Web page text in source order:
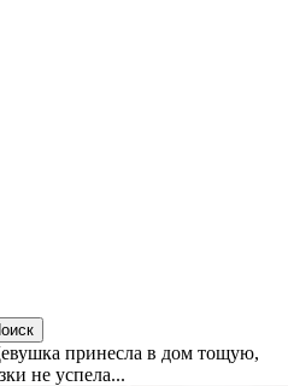
принесла в дом тощую,
не успела...